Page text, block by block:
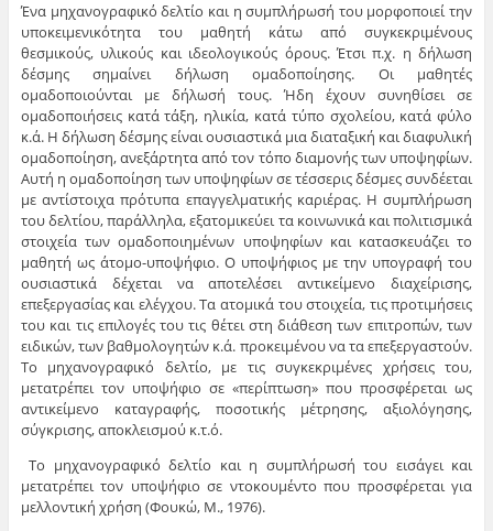
Ένα μηχανογραφικό δελτίο και η συμπλήρωσή του μορφοποιεί την
υποκειμενικότητα του μαθητή κάτω από συγκεκριμένους
θεσμικούς, υλικούς και ιδεολογικούς όρους. Έτσι π.χ. η δήλωση
δέσμης σημαίνει δήλωση ομαδοποίησης. Οι μαθητές
ομαδοποιούνται με δήλωσή τους. Ήδη έχουν συνηθίσει σε
ομαδοποιήσεις κατά τάξη, ηλικία, κατά τύπο σχολείου, κατά φύλο
κ.ά. Η δήλωση δέσμης είναι ουσιαστικά μια διαταξική και διαφυλική
ομαδοποίηση, ανεξάρτητα από τον τόπο διαμονής των υποψηφίων.
Αυτή η ομαδοποίηση των υποψηφίων σε τέσσερις δέσμες συνδέεται
με αντίστοιχα πρότυπα επαγγελματικής καριέρας. Η συμπλήρωση
του δελτίου, παράλληλα, εξατομικεύει τα κοινωνικά και πολιτισμικά
στοιχεία των ομαδοποιημένων υποψηφίων και κατασκευάζει το
μαθητή ως άτομο-υποψήφιο. Ο υποψήφιος με την υπογραφή του
ουσιαστικά δέχεται να αποτελέσει αντικείμενο διαχείρισης,
επεξεργασίας και ελέγχου. Τα ατομικά του στοιχεία, τις προτιμήσεις
του και τις επιλογές του τις θέτει στη διάθεση των επιτροπών, των
ειδικών, των βαθμολογητών κ.ά. προκειμένου να τα επεξεργαστούν.
Το μηχανογραφικό δελτίο, με τις συγκεκριμένες χρήσεις του,
μετατρέπει τον υποψήφιο σε «περίπτωση» που προσφέρεται ως
αντικείμενο καταγραφής, ποσοτικής μέτρησης, αξιολόγησης,
σύγκρισης, αποκλεισμού κ.τ.ό.
Το μηχανογραφικό δελτίο και η συμπλήρωσή του εισάγει και
μετατρέπει τον υποψήφιο σε ντοκουμέντο που προσφέρεται για
μελλοντική χρήση (Φουκώ, Μ., 1976).